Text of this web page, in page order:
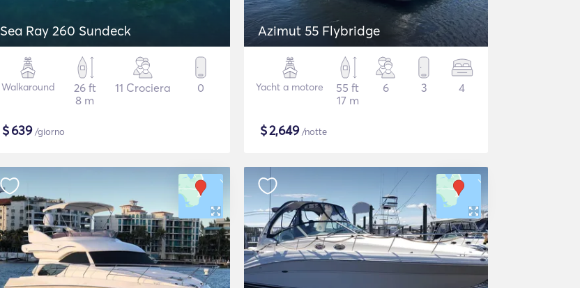
Sea Ray 260 Sundeck
Walkaround
26 ft
8 m
11 Crociera 0
$639/giorno
Azimut 55 Flybridge
Yacht a motore
55 ft
17 m
6 3 4
$2,649/notte